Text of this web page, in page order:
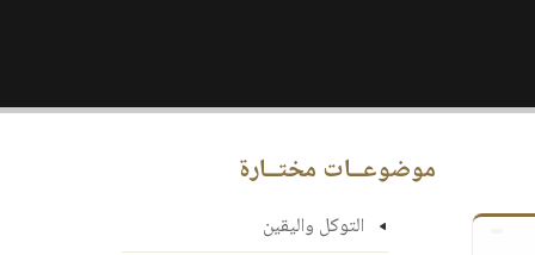
موضوعــات مختــارة
التوكل واليقين